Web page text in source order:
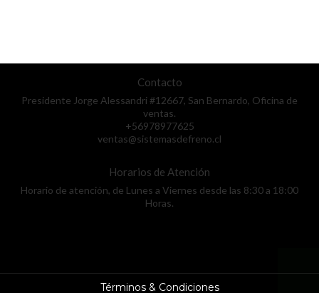
Contacto
Presidente Jorge Alessandri #12667, San Bernardo, Oficina de
ventas.
+56978977625
ventas@sistemasdefreno.cl
Horarios de Atención
Horario de atención, de Lunes a Viernes desde las 8:30 a 18:00
Horas.
Términos & Condiciones